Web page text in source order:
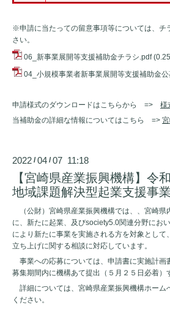
※申請に当たっての留意事項等については、チ
さい。
06_新事業展開等支援補助金チラシ.pdf
04_小規模事業者新事業展開等支援補助金
申請様式のダウンロードはこちらから => 様
当補助金の詳細な情報についてはこちら =>
2022 /04 /07 11:18
【宮崎県産業振興機構】令
地域課題解決型起業支援事
（公財）宮崎県産業振興機構では、、宮崎県
に、新たに起業、及びsociety5.0関連分野にお
により新たに事業を実施される方を対象とし
立ち上げに関する相談に対応しています。
事業への応募については、申請書に実施計画
募集期間内に機構あて提出（５月２５日必着）
詳細については、宮崎県産業振興機構ホーム
ください。